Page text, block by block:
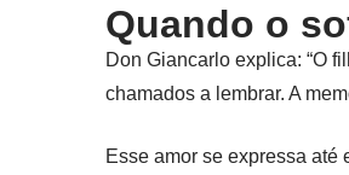
Quando o
Don Giancarlo explica: “O
chamados a lembrar. A
Esse amor se expressa até